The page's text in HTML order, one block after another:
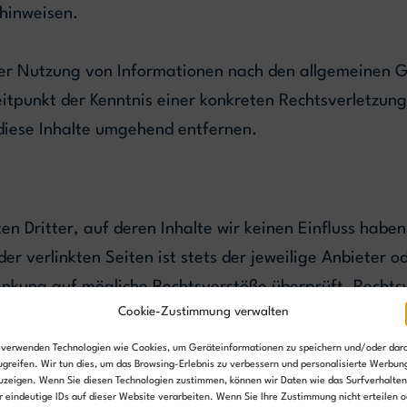
Cookie-Zustimmung verwalten
Technologien wie Cookies, um Geräteinformationen zu speichern und/oder
Wir tun dies, um das Browsing-Erlebnis zu verbessern und personalisierte
Wenn Sie diesen Technologien zustimmen, können wir Daten wie das Surfverhalten
eindeutige IDs auf dieser Website verarbeiten. Wenn Sie Ihre Zustimmung nicht erteilen
Nutzung von Informationen nach den allgemeinen
der Kenntnis einer konkreten
Inhalte umgehend entfernen.
Dritter, auf deren Inhalte wir keinen Einfluss
verlinkten Seiten ist stets der jeweilige Anbieter
auf mögliche Rechtsverstöße überprüft.
Seiten ist jedoch ohne konkrete Anhaltspunkte
derartige Links umgehend entfernen.